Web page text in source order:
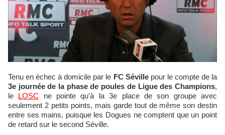
Tenu en échec à domicile par le FC Sévillepour le compte de la
3e journée de la phase de poules de Ligue des Champions,
le LOSC ne pointe qu'à la 3e place de son groupe avec
seulement 2 petits points, mais garde tout de même son destin
entre ses mains, puisque les Dogues ne comptent que un point
de retard sur le second Séville.